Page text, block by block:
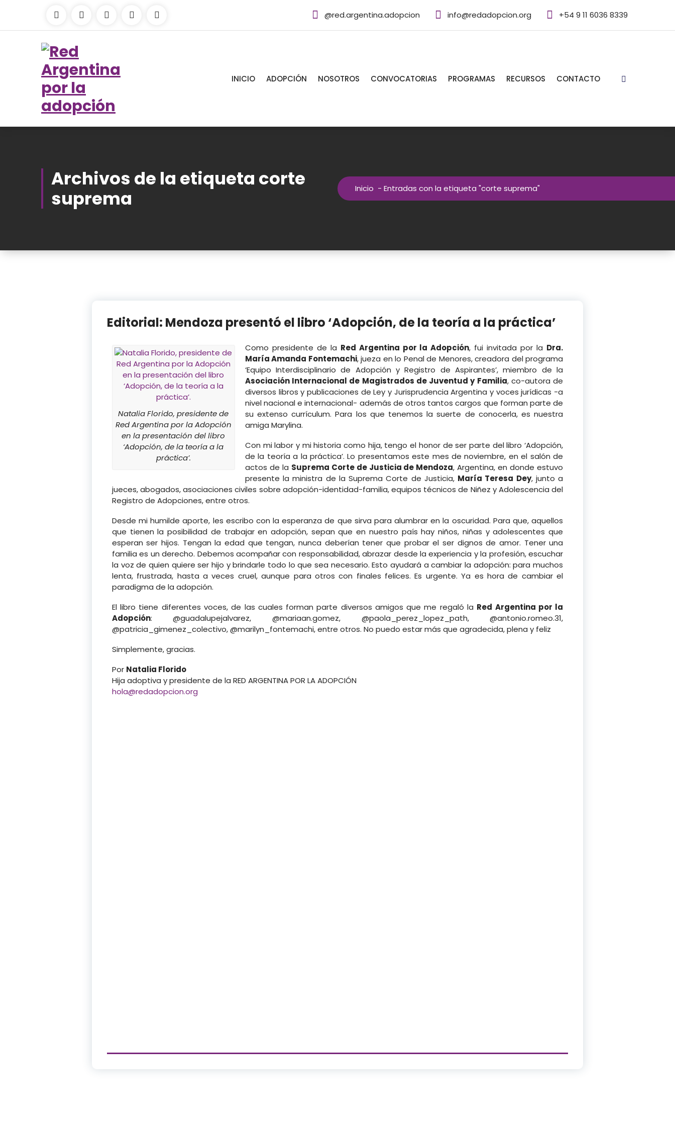
@red.argentina.adopcion info@redadopcion.org +54 9 11 6036 8339
INICIO ADOPCIÓN NOSOTROS CONVOCATORIAS PROGRAMAS RECURSOS CONTACTO
Archivos de la etiqueta corte
suprema
Inicio - Entradas con la etiqueta "corte suprema"
Editorial: Mendoza presentó el libro ‘Adopción, de la teoría a la práctica’
Natalia Florido, presidente de
Red Argentina por la Adopción
en la presentación del libro
‘Adopción, de la teoría a la
práctica’.
Como presidente de la Red Argentina por la Adopción, fui invitada por la Dra.
María Amanda Fontemachi, jueza en lo Penal de Menores, creadora del programa
‘Equipo Interdisciplinario de Adopción y Registro de Aspirantes’, miembro de la
Asociación Internacional de Magistrados de Juventud y Familia, co-autora de
diversos libros y publicaciones de Ley y Jurisprudencia Argentina y voces jurídicas -a
nivel nacional e internacional- además de otros tantos cargos que forman parte de
su extenso currículum. Para los que tenemos la suerte de conocerla, es nuestra
amiga Marylina.
Con mi labor y mi historia como hija, tengo el honor de ser parte del libro ‘Adopción,
de la teoría a la práctica’. Lo presentamos este mes de noviembre, en el salón de
actos de la Suprema Corte de Justicia de Mendoza, Argentina, en donde estuvo
presente la ministra de la Suprema Corte de Justicia, María Teresa Dey, junto a
jueces, abogados, asociaciones civiles sobre adopción-identidad-familia, equipos técnicos de Niñez y Adolescencia del
Registro de Adopciones, entre otros.
Desde mi humilde aporte, les escribo con la esperanza de que sirva para alumbrar en la oscuridad. Para que, aquellos
que tienen la posibilidad de trabajar en adopción, sepan que en nuestro país hay niños, niñas y adolescentes que
esperan ser hijos. Tengan la edad que tengan, nunca deberían tener que probar el ser dignos de amor. Tener una
familia es un derecho. Debemos acompañar con responsabilidad, abrazar desde la experiencia y la profesión, escuchar
la voz de quien quiere ser hijo y brindarle todo lo que sea necesario. Esto ayudará a cambiar la adopción: para muchos
lenta, frustrada, hasta a veces cruel, aunque para otros con finales felices. Es urgente. Ya es hora de cambiar el
paradigma de la adopción.
El libro tiene diferentes voces, de las cuales forman parte diversos amigos que me regaló la Red Argentina por la
Adopción: @guadalupejalvarez, @mariaan.gomez, @paola_perez_lopez_path, @antonio.romeo.31,
@patricia_gimenez_colectivo, @marilyn_fontemachi, entre otros. No puedo estar más que agradecida, plena y feliz
Simplemente, gracias.
Por Natalia Florido
Hija adoptiva y presidente de la RED ARGENTINA POR LA ADOPCIÓN
hola@redadopcion.org